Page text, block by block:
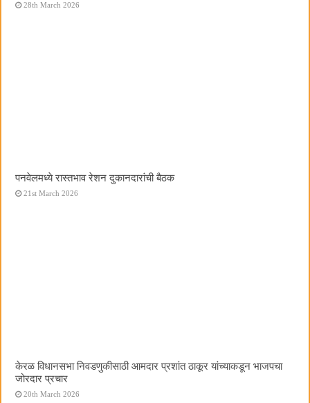
28th March 2026
पनवेलमध्ये रास्तभाव रेशन दुकानदारांची बैठक
21st March 2026
केरळ विधानसभा निवडणुकीसाठी आमदार प्रशांत ठाकूर यांच्याकडून भाजपचा
जोरदार प्रचार
20th March 2026